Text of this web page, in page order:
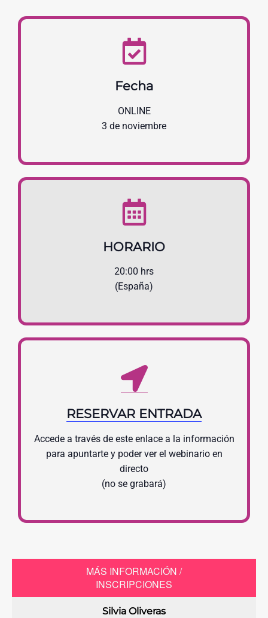
Fecha
ONLINE
3 de noviembre
HORARIO
20:00 hrs
(España)
RESERVAR ENTRADA
Accede a través de este enlace a la información
para apuntarte y poder ver el webinario en
directo
(no se grabará)
MÁS INFORMACIÓN /
INSCRIPCIONES
Silvia Oliveras